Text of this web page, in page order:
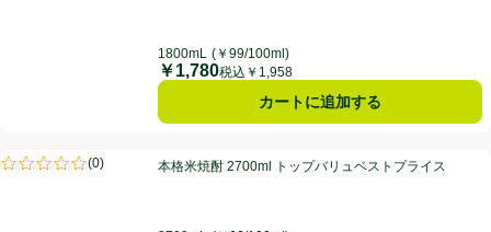
1800mL (￥99/100ml)
価格
￥1,780税込￥1,958
カートに追加する
本格米焼酎 2700ml トップバリュベストプライス
(0)
評価は0件のレビューで5点中0.0点。本格米焼酎 2700ml トップバリュベストプライス